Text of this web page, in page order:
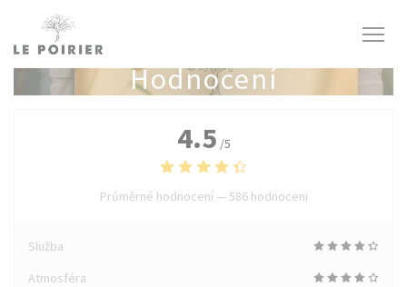
Panel pro správu cookies
Hodnocení
4.5 /5
Průměrné hodnocení —586 hodnoceni
Služba
Atmosféra